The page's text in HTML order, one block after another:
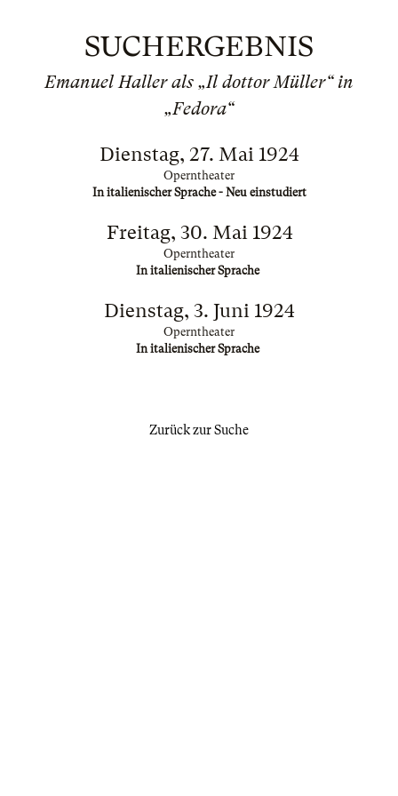
SUCHERGEBNIS
Emanuel Haller als „Il dottor Müller“ in
„Fedora“
Dienstag, 27. Mai 1924
Operntheater
In italienischer Sprache - Neu einstudiert
Freitag, 30. Mai 1924
Operntheater
In italienischer Sprache
Dienstag, 3. Juni 1924
Operntheater
In italienischer Sprache
Zurück zur Suche